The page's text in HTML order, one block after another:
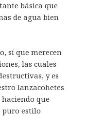
básica que
de agua bien
sí que merecen
las cuales
y es
lanzacohetes
que
puro estilo